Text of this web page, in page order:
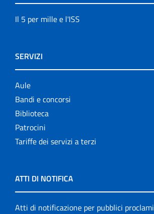
Il 5 per mille e l'ISS
SERVIZI
Aule
Bandi e concorsi
Biblioteca
Patrocini
Tariffe dei servizi a terzi
ATTI DI NOTIFICA
Atti di notificazione per pubblici proclami